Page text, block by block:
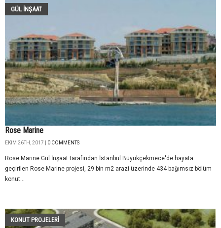
GÜL İNŞAAT
Rose Marine
EKIM 26TH, 2017 | 0 COMMENTS
Rose Marine Gül İnşaat tarafından İstanbul Büyükçekmece'de hayata
geçirilen Rose Marine projesi, 29 bin m2 arazi üzerinde 434 bağımsız bölüm
konut...
KONUT PROJELERI